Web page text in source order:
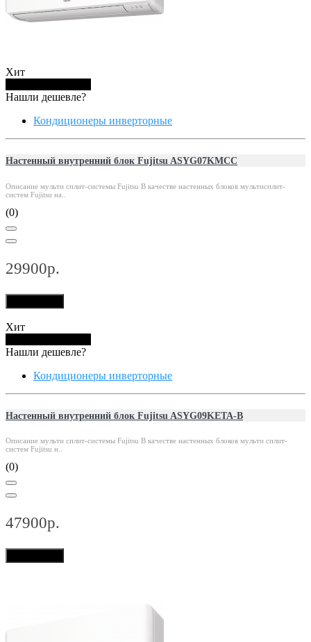
Хит
Нашли дешевле?
Кондиционеры инверторные
Настенный внутренний блок Fujitsu ASYG07KMCC
Описание мульти сплит-системы Fujitsu В качестве настенных блоков мультисплит-
систем Fujitsu на..
(0)
29900р.
Хит
Нашли дешевле?
Кондиционеры инверторные
Настенный внутренний блок Fujitsu ASYG09KETA-B
Описание мульти сплит-системы Fujitsu В качестве настенных блоков мульти сплит-
систем Fujitsu н..
(0)
47900р.